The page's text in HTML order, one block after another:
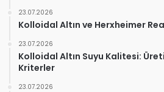
23.07.2026
Kolloidal Altın ve Herxheimer
23.07.2026
Kolloidal Altın Suyu Kalitesi:
Kriterler
23.07.2026